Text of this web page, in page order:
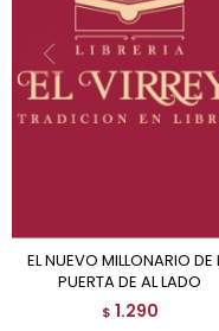
EL NUEVO MILLONARIO DE LA
PUERTA DE AL LADO
$ 1.290